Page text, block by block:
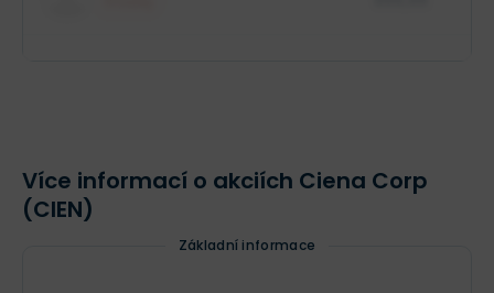
Více informací o akciích Ciena Corp
(CIEN)
Základní informace